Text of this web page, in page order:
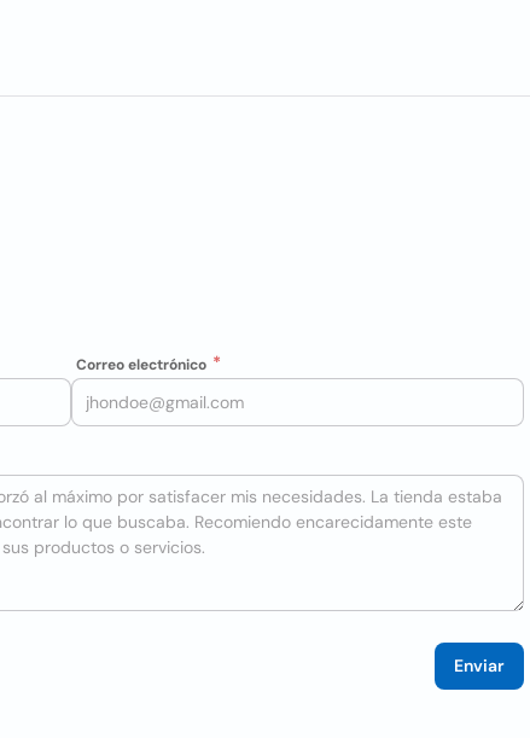
Correo electrónico
Enviar